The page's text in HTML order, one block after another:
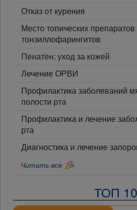
Отказ от курения
Место топических
тонзиллофарингитов
Пенатен: уход за кожей
Лечение ОРВИ
Профилактика заболеваний
полости рта
Профилактика и лечение
рта
Диагностика и лечение
Читать все
ТОП 10